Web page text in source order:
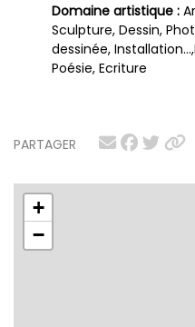
PARTAGER
+
−
Domaine artistique :
Sculpture, Dessin,
dessinée,
Poésie, Ecriture